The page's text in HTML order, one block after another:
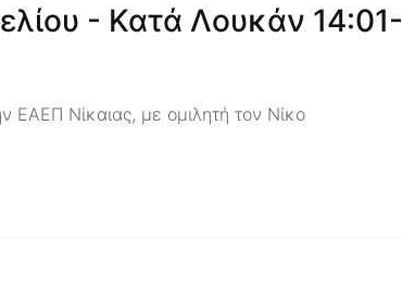
- Κατά Λουκάν 14:01-
ΕΑΕΠ Νίκαιας, με ομιλητή τον Νίκο